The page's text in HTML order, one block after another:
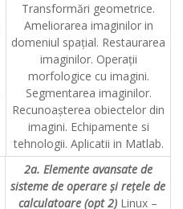
Transformări geometrice.
Ameliorarea imaginilor in
domeniul spațial. Restaurarea
imaginilor. Operații
morfologice cu imagini.
Segmentarea imaginilor.
Recunoașterea obiectelor din
imagini. Echipamente si
tehnologii. Aplicatii in Matlab.
2a. Elemente avansate de
sisteme de operare și rețele de
calculatoare (opt 2) Linux –